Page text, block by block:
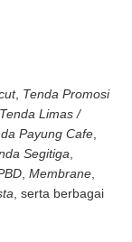
, Tenda Promosi
Tenda Limas /
Payung Cafe
Segitiga
Membrane
, serta berbagai